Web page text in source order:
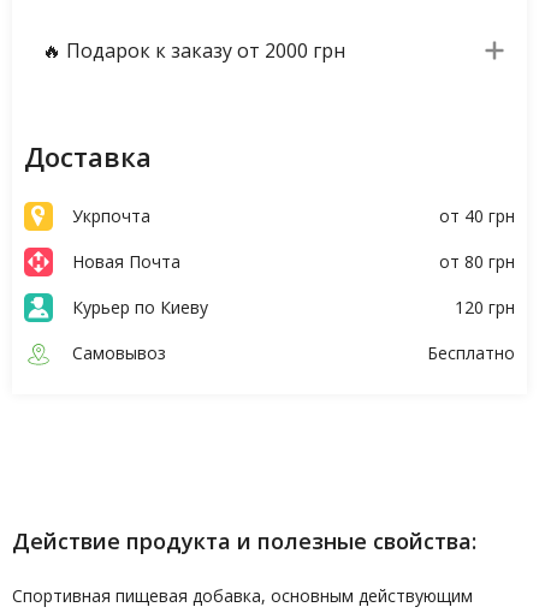
🔥 Подарок к заказу от 2000 грн
Доставка
Укрпочта
от 40 грн
Новая Почта
от 80 грн
Курьер по Киеву
120 грн
Самовывоз
Бесплатно
Действие продукта и полезные свойства:
Спортивная пищевая добавка, основным действующим